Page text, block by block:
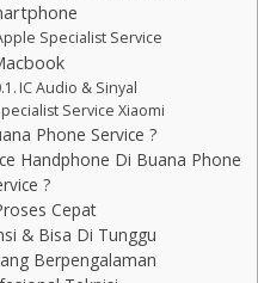
Specialist Service
IC Audio & Sinyal
Service Xiaomi
Phone Service ?
Handphone Di Buana Phone
?
Cepat
& Bisa Di Tunggu
Berpengalaman